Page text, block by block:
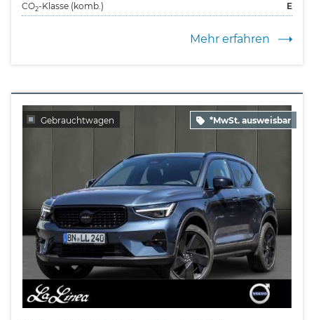
CO2-Klasse (komb.) E
Mehr erfahren
Gebrauchtwagen *MwSt. ausweisbar